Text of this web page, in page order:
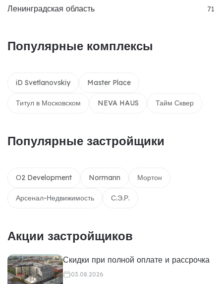
Ленинградская область 71
Популярные комплексы
iD Svetlanovskiy Master Place
Титул в Московском NEVA HAUS Тайм Сквер
Популярные застройщики
О2 Development Normann Мортон
Арсенал-Недвижимость С.Э.Р.
Акции застройщиков
Скидки при полной оплате и рассрочка
03.08.2026